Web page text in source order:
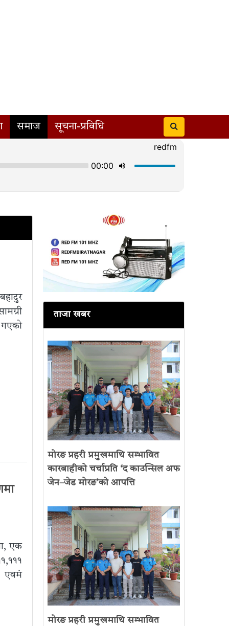
समाज सूचना-प्रविधि
एक
एवमं
ताजा खबर
मोरङ प्रहरी प्रमुखमाथि सम्भावित
कारबाहीको चर्चाप्रति ‘द काउन्सिल अफ
जेन–जेड मोरङ’को आपत्ति
मोरङ प्रहरी प्रमुखमाथि सम्भावित